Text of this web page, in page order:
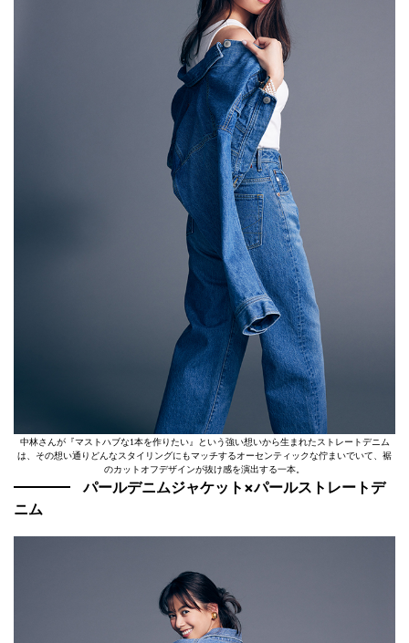
中林さんが『マストハブな1本を作りたい』という強い想いから生まれたストレートデニム
は、その想い通りどんなスタイリングにもマッチするオーセンティックな佇まいでいて、裾
のカットオフデザインが抜け感を演出する一本。
パールデニムジャケット×パールストレートデ
ニム